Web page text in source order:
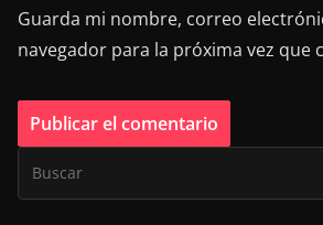
Guarda mi nombre, correo
navegador para la próxima vez que